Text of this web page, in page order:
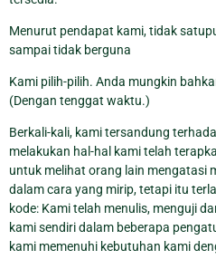
Menurut pendapat kami, tidak
sampai tidak berguna
Kami pilih-pilih. Anda mungkin
(Dengan tenggat waktu.)
Berkali-kali, kami tersandung
melakukan hal-hal kami telah
untuk melihat orang lain mengatasi
dalam cara yang mirip, tetapi itu
kode: Kami telah menulis, menguji
kami sendiri dalam beberapa
kami memenuhi kebutuhan kami